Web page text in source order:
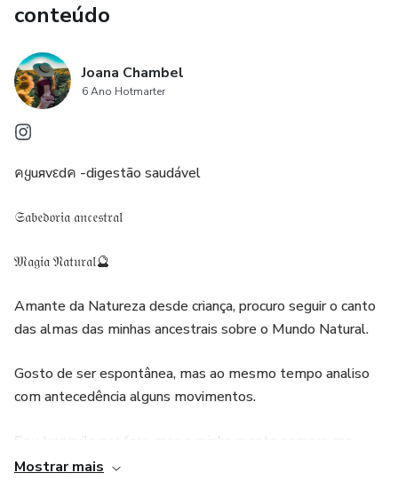
conteúdo
Joana Chambel
6 Ano Hotmarter
คყuяvεdค -digestão saudável
𝔖𝔞𝔟𝔢𝔡𝔬𝔯𝔦𝔞 𝔞𝔫𝔠𝔢𝔰𝔱𝔯𝔞𝔩
𝔐𝔞𝔤𝔦𝔞 𝔑𝔞𝔱𝔲𝔯𝔞𝔩🔮
Amante da Natureza desde criança, procuro seguir o canto
das almas das minhas ancestrais sobre o Mundo Natural.
Gosto de ser espontânea, mas ao mesmo tempo analiso
com antecedência alguns movimentos.
Sou tranquila por fora, mas a minha mente sempre me
incentiva a criar. Sou artista de alma e pensamento,
Mostrar mais